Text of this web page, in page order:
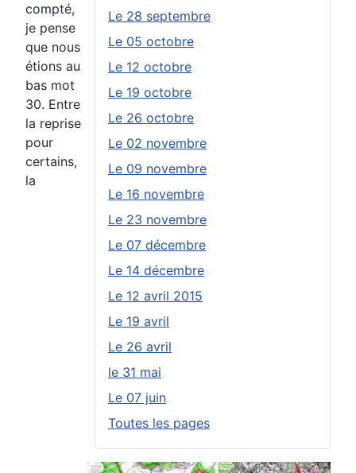
Le 28 septembre
Le 05 octobre
Le 12 octobre
Le 19 octobre
Le 26 octobre
Le 02 novembre
Le 09 novembre
Le 16 novembre
Le 23 novembre
Le 07 décembre
Le 14 décembre
Le 12 avril 2015
Le 19 avril
Le 26 avril
le 31 mai
Le 07 juin
Toutes les pages
compté,
je pense
que nous
étions au
bas mot
30. Entre
la reprise
pour
certains,
la